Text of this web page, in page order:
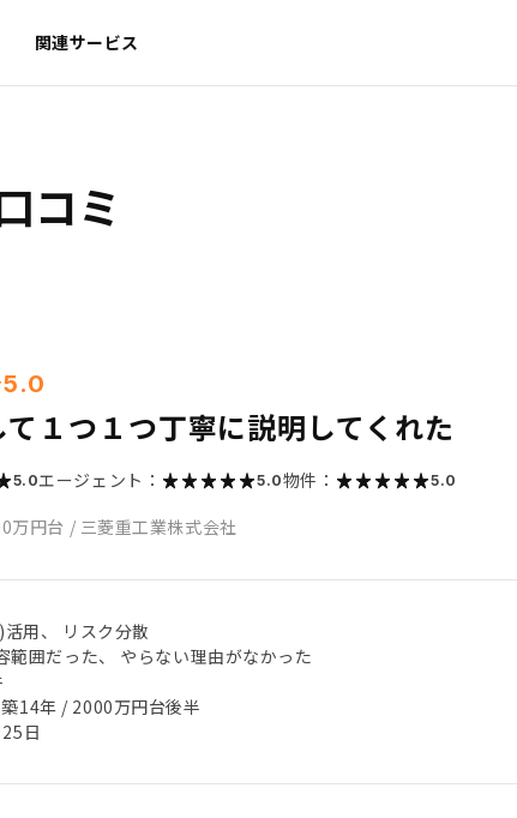
関連サービス
コミ
5.0
１つ１つ丁寧に説明してくれた
5.0エージェント： 5.0物件： 5.0
万円台 / 三菱重工業株式会社
用、 リスク分散
範囲だった、 やらない理由がなかった
14年 / 2000万円台後半
日